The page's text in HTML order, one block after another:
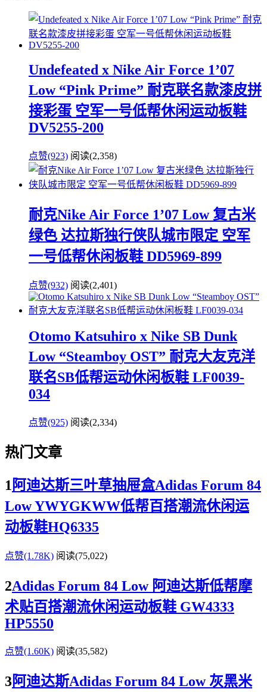
Undefeated x Nike Air Force 1’07
Low “Pink Prime” 耐克联名款漆皮拼
接彩蛋 空军一号低帮休闲运动板鞋
DV5255-200
点赞(923) 阅读(2,358)
耐克Nike Air Force 1’07 Low 复古米
绿色 达拉斯独行侠队城市限定 空军
一号低帮休闲板鞋 DD5969-899
点赞(932) 阅读(2,401)
Otomo Katsuhiro x Nike SB Dunk
Low “Steamboy OST” 耐克大友克洋
联名SB低帮运动休闲板鞋 LF0039-
034
点赞(925) 阅读(2,334)
热门文章
1 阿迪达斯三叶草抽屉盒Adidas Forum 84
Low YWYGKWW低帮百搭潮流休闲运
动板鞋HQ6335
点赞(1.78K) 阅读(75,022)
2Adidas Forum 84 Low 阿迪达斯低帮摩
术贴百搭潮流休闲运动板鞋 GW4333
HP5550
点赞(1.60K) 阅读(35,582)
3阿迪达斯Adidas Forum 84 Low 灰黑米